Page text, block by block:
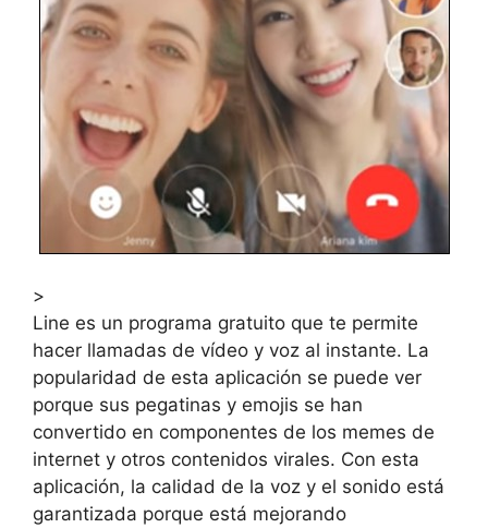
>
Line es un programa gratuito que te permite
hacer llamadas de vídeo y voz al instante. La
popularidad de esta aplicación se puede ver
porque sus pegatinas y emojis se han
convertido en componentes de los memes de
internet y otros contenidos virales. Con esta
aplicación, la calidad de la voz y el sonido está
garantizada porque está mejorando